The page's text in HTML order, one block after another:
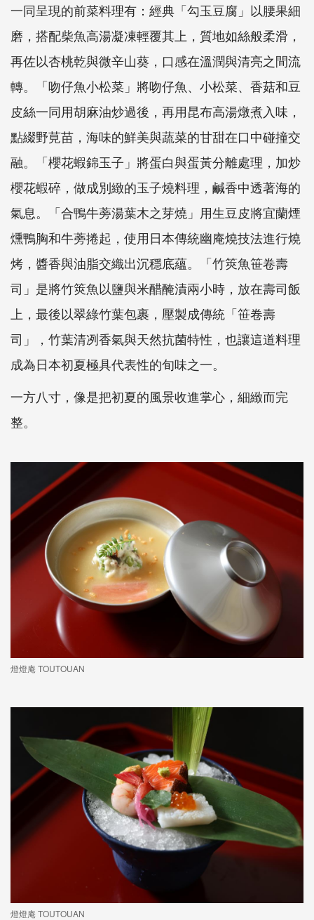
一同呈現的前菜料理有：經典「勾玉豆腐」以腰果細
磨，搭配柴魚高湯凝凍輕覆其上，質地如絲般柔滑，
再佐以杏桃乾與微辛山葵，口感在溫潤與清亮之間流
轉。「吻仔魚小松菜」將吻仔魚、小松菜、香菇和豆
皮絲一同用胡麻油炒過後，再用昆布高湯燉煮入味，
點綴野莧苗，海味的鮮美與蔬菜的甘甜在口中碰撞交
融。「櫻花蝦錦玉子」將蛋白與蛋黃分離處理，加炒
櫻花蝦碎，做成別緻的玉子燒料理，鹹香中透著海的
氣息。「合鴨牛蒡湯葉木之芽燒」用生豆皮將宜蘭煙
燻鴨胸和牛蒡捲起，使用日本傳統幽庵燒技法進行燒
烤，醬香與油脂交織出沉穩底蘊。「竹筴魚笹卷壽
司」是將竹筴魚以鹽與米醋醃漬兩小時，放在壽司飯
上，最後以翠綠竹葉包裹，壓製成傳統「笹卷壽
司」，竹葉清冽香氣與天然抗菌特性，也讓這道料理
成為日本初夏極具代表性的旬味之一。
一方八寸，像是把初夏的風景收進掌心，細緻而完
整。
燈燈庵 TOUTOUAN
燈燈庵 TOUTOUAN